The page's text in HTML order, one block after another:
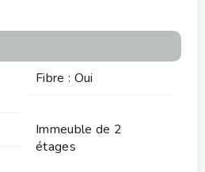
Fibre : Oui
Immeuble de 2
étages